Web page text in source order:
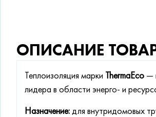
ОПИСАНИЕ
Теплоизоляция марки ThermaEco —
лидера в области энерго- и
Назначение:для внутридомовых